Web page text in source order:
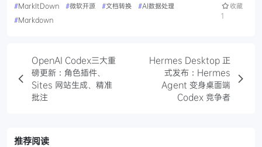
#MarkItDown #微软开源 #文档转换 #AI数据处理
#Markdown
收藏
1
OpenAI Codex三大重
磅更新：角色插件、
Sites 网站生成、精准
批注
Hermes Desktop 正
式发布：Hermes
Agent 变身桌面端
Codex 竞争者
推荐阅读